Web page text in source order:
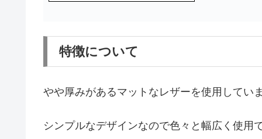
特徴について
やや厚みがあるマットなレザーを使用していま
シンプルなデザインなので色々と幅広く使用